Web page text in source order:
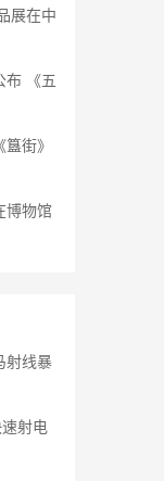
展在中
布 《五
街》
博物馆
射线暴
射电